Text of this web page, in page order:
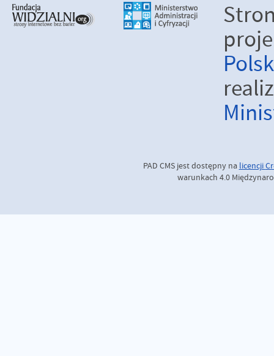
PAD CMS jest dostępny na licencji
warunkach 4.0